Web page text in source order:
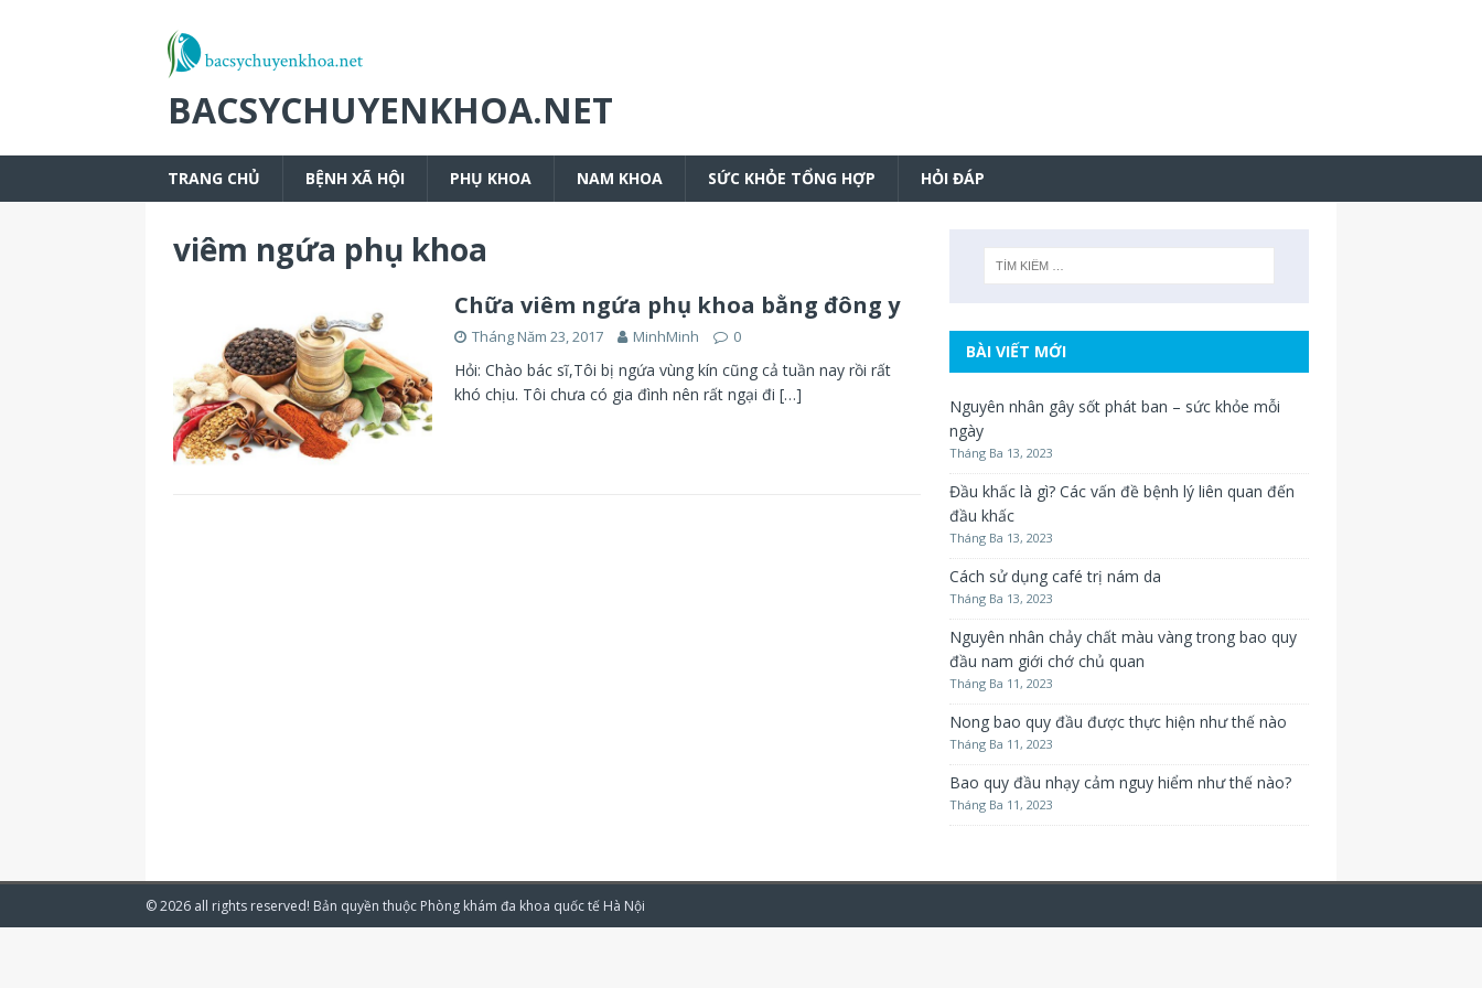
BACSYCHUYENKHOA.NET
TRANG CHỦ BỆNH XÃ HỘI PHỤ KHOA NAM KHOA SỨC KHỎE TỔNG HỢP HỎI ĐÁP
viêm ngứa phụ khoa
Chữa viêm ngứa phụ khoa bằng đông y
Tháng Năm 23, 2017 MinhMinh 0
Hỏi: Chào bác sĩ,Tôi bị ngứa vùng kín cũng cả tuần nay rồi rất
khó chịu. Tôi chưa có gia đình nên rất ngại đi […]
BÀI VIẾT MỚI
Nguyên nhân gây sốt phát ban – sức khỏe mỗi
ngày
Tháng Ba 13, 2023
Đầu khấc là gì? Các vấn đề bệnh lý liên quan đến
đầu khấc
Tháng Ba 13, 2023
Cách sử dụng café trị nám da
Tháng Ba 13, 2023
Nguyên nhân chảy chất màu vàng trong bao quy
đầu nam giới chớ chủ quan
Tháng Ba 11, 2023
Nong bao quy đầu được thực hiện như thế nào
Tháng Ba 11, 2023
Bao quy đầu nhạy cảm nguy hiểm như thế nào?
Tháng Ba 11, 2023
© 2026 all rights reserved! Bản quyền thuộc Phòng khám đa khoa quốc tế Hà Nội